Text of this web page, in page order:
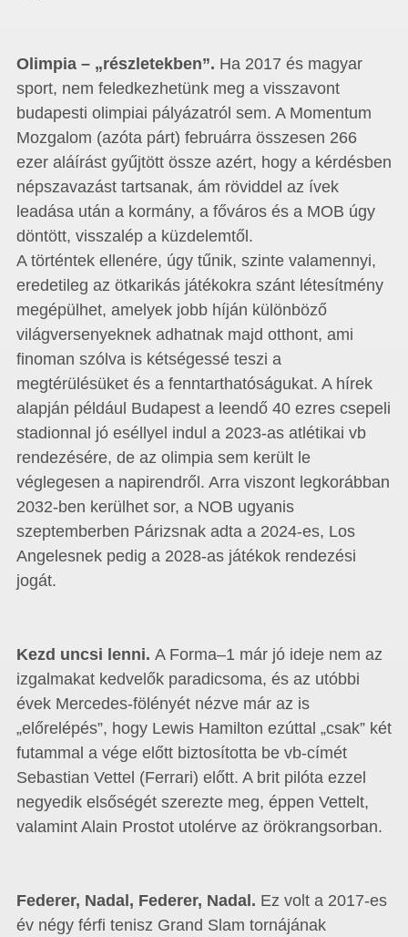
Olimpia – „részletekben”. Ha 2017 és magyar
sport, nem feledkezhetünk meg a visszavont
budapesti olimpiai pályázatról sem. A Momentum
Mozgalom (azóta párt) februárra összesen 266
ezer aláírást gyűjtött össze azért, hogy a kérdésben
népszavazást tartsanak, ám röviddel az ívek
leadása után a kormány, a főváros és a MOB úgy
döntött, visszalép a küzdelemtől.
A történtek ellenére, úgy tűnik, szinte valamennyi,
eredetileg az ötkarikás játékokra szánt létesítmény
megépülhet, amelyek jobb híján különböző
világversenyeknek adhatnak majd otthont, ami
finoman szólva is kétségessé teszi a
megtérülésüket és a fenntarthatóságukat. A hírek
alapján például Budapest a leendő 40 ezres csepeli
stadionnal jó eséllyel indul a 2023-as atlétikai vb
rendezésére, de az olimpia sem került le
véglegesen a napirendről. Arra viszont legkorábban
2032-ben kerülhet sor, a NOB ugyanis
szeptemberben Párizsnak adta a 2024-es, Los
Angelesnek pedig a 2028-as játékok rendezési
jogát.
Kezd uncsi lenni. A Forma–1 már jó ideje nem az
izgalmakat kedvelők paradicsoma, és az utóbbi
évek Mercedes-fölényét nézve már az is
„előrelépés”, hogy Lewis Hamilton ezúttal „csak” két
futammal a vége előtt biztosította be vb-címét
Sebastian Vettel (Ferrari) előtt. A brit pilóta ezzel
negyedik elsőségét szerezte meg, éppen Vettelt,
valamint Alain Prostot utolérve az örökrangsorban.
Federer, Nadal, Federer, Nadal. Ez volt a 2017-es
év négy férfi tenisz Grand Slam tornájának